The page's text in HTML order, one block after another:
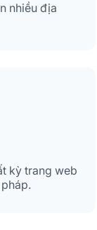
nhiều địa
kỳ trang web